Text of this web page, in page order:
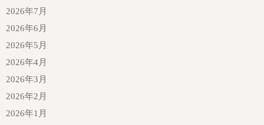
2026年7月
2026年6月
2026年5月
2026年4月
2026年3月
2026年2月
2026年1月